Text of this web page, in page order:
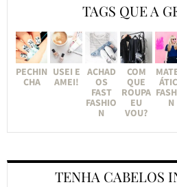
TAGS QUE A
PECHIN
CHA
USEI E
AMEI!
ACHAD
OS
FAST
FASHIO
N
COM
QUE
ROUPA
EU
VOU?
N
TENHA CABELOS